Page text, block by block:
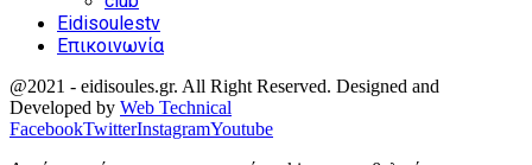
Eidisoulestv
Επικοινωνία
@2021 - eidisoules.gr. All Right Reserved. Designed and
Developed by Web Technical
FacebookTwitterInstagramYoutube